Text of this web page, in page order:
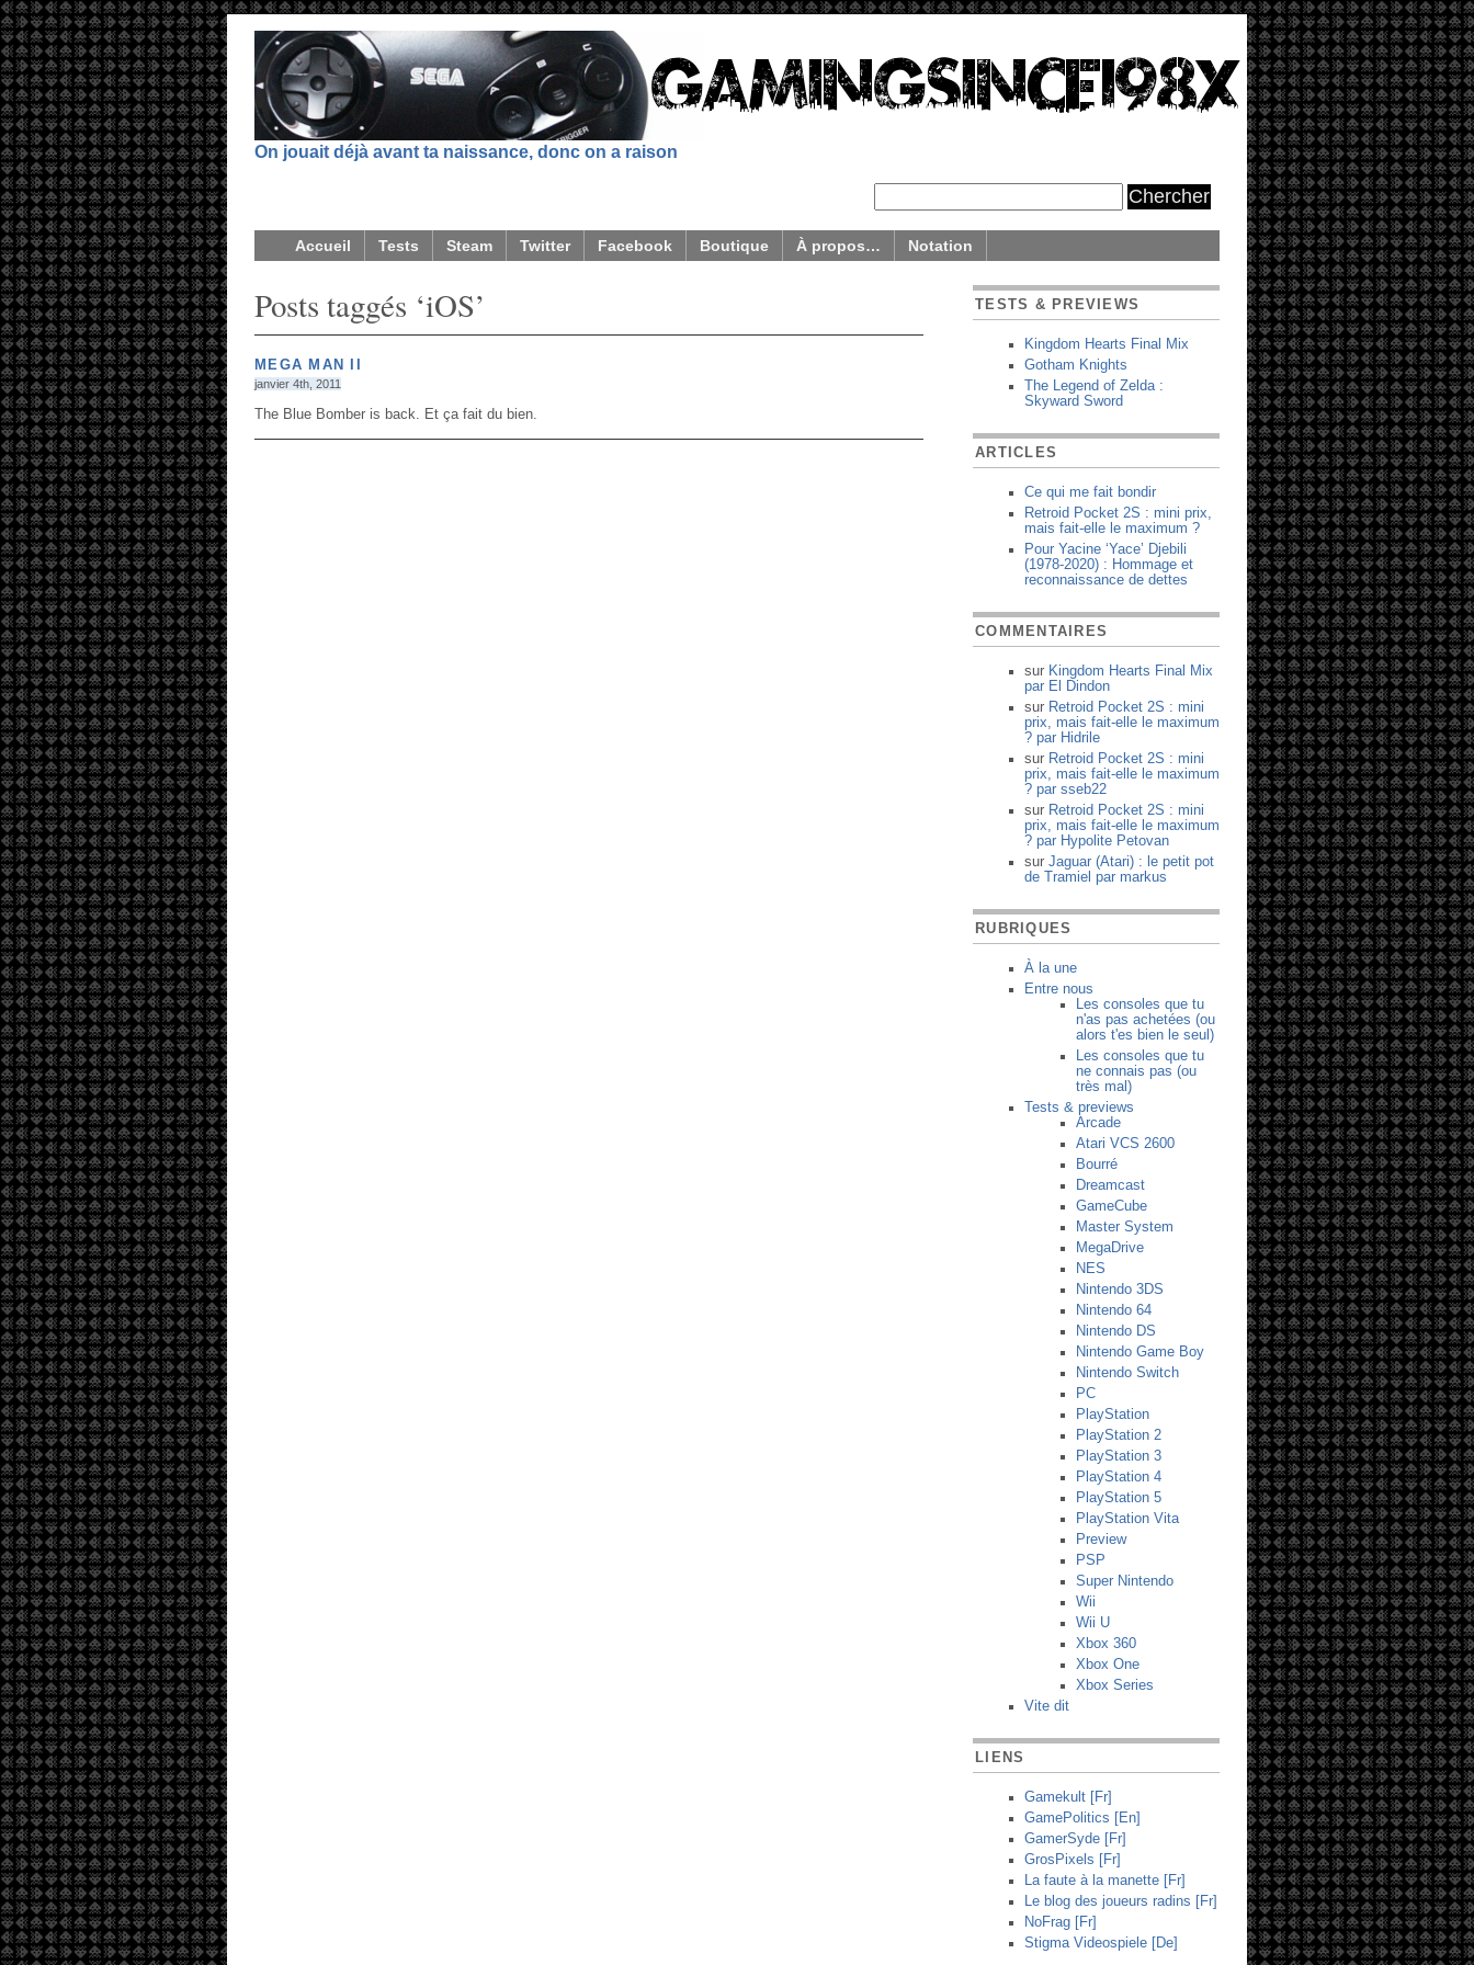
On jouait déjà avant ta naissance, donc on a raison
Accueil Tests Steam Twitter Facebook Boutique À propos… Notation
Posts taggés ‘iOS’
MEGA MAN II
janvier 4th, 2011
The Blue Bomber is back. Et ça fait du bien.
TESTS & PREVIEWS
Kingdom Hearts Final Mix
Gotham Knights
The Legend of Zelda :
Skyward Sword
ARTICLES
Ce qui me fait bondir
Retroid Pocket 2S : mini prix,
mais fait-elle le maximum ?
Pour Yacine ‘Yace’ Djebili
(1978-2020) : Hommage et
reconnaissance de dettes
COMMENTAIRES
sur Kingdom Hearts Final Mix
par El Dindon
sur Retroid Pocket 2S : mini
prix, mais fait-elle le maximum
? par Hidrile
sur Retroid Pocket 2S : mini
prix, mais fait-elle le maximum
? par sseb22
sur Retroid Pocket 2S : mini
prix, mais fait-elle le maximum
? par Hypolite Petovan
sur Jaguar (Atari) : le petit pot
de Tramiel par markus
RUBRIQUES
À la une
Entre nous
Les consoles que tu
n'as pas achetées (ou
alors t'es bien le seul)
Les consoles que tu
ne connais pas (ou
très mal)
Tests & previews
Arcade
Atari VCS 2600
Bourré
Dreamcast
GameCube
Master System
MegaDrive
NES
Nintendo 3DS
Nintendo 64
Nintendo DS
Nintendo Game Boy
Nintendo Switch
PC
PlayStation
PlayStation 2
PlayStation 3
PlayStation 4
PlayStation 5
PlayStation Vita
Preview
PSP
Super Nintendo
Wii
Wii U
Xbox 360
Xbox One
Xbox Series
Vite dit
LIENS
Gamekult [Fr]
GamePolitics [En]
GamerSyde [Fr]
GrosPixels [Fr]
La faute à la manette [Fr]
Le blog des joueurs radins [Fr]
NoFrag [Fr]
Stigma Videospiele [De]